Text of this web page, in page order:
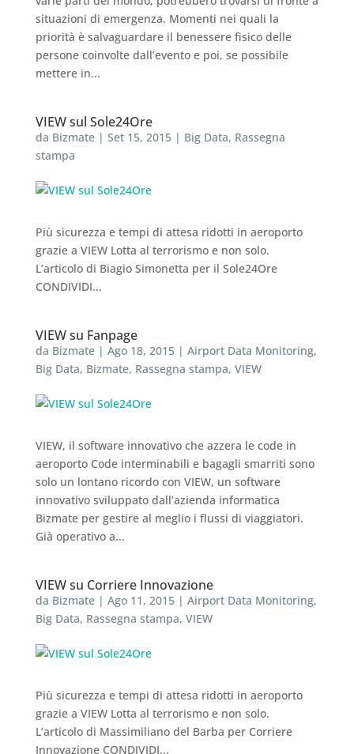
situazioni di emergenza. Momenti nei quali la
priorità è salvaguardare il benessere fisico delle
persone coinvolte dall’evento e poi, se possibile
mettere in...
VIEW sul Sole24Ore
da Bizmate| Set 15, 2015| Big Data, Rassegna
stampa
Più sicurezza e tempi di attesa ridotti in aeroporto
grazie a VIEW Lotta al terrorismo e non solo.
L’articolo di Biagio Simonetta per il Sole24Ore
CONDIVIDI...
VIEW su Fanpage
da Bizmate| Ago 18, 2015| Airport Data Monitoring,
Big Data, Bizmate, Rassegna stampa, VIEW
VIEW, il software innovativo che azzera le code in
aeroporto Code interminabili e bagagli smarriti sono
solo un lontano ricordo con VIEW, un software
innovativo sviluppato dall’azienda informatica
Bizmate per gestire al meglio i flussi di viaggiatori.
Già operativo a...
VIEW su Corriere Innovazione
da Bizmate| Ago 11, 2015| Airport Data Monitoring,
Big Data, Rassegna stampa, VIEW
Più sicurezza e tempi di attesa ridotti in aeroporto
grazie a VIEW Lotta al terrorismo e non solo.
L’articolo di Massimiliano del Barba per Corriere
Innovazione CONDIVIDI...